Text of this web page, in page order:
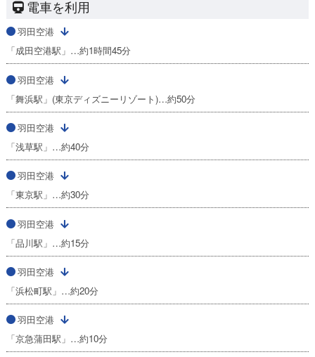
電車を利用
羽田空港
「成田空港駅」…約1時間45分
羽田空港
「舞浜駅」(東京ディズニーリゾート)…約50分
羽田空港
「浅草駅」…約40分
羽田空港
「東京駅」…約30分
羽田空港
「品川駅」…約15分
羽田空港
「浜松町駅」…約20分
羽田空港
「京急蒲田駅」…約10分